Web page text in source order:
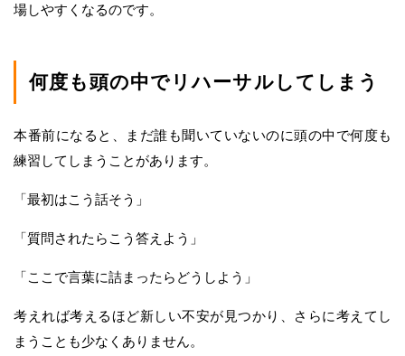
場しやすくなるのです。
何度も頭の中でリハーサルしてしまう
本番前になると、まだ誰も聞いていないのに頭の中で何度も
練習してしまうことがあります。
「最初はこう話そう」
「質問されたらこう答えよう」
「ここで言葉に詰まったらどうしよう」
考えれば考えるほど新しい不安が見つかり、さらに考えてし
まうことも少なくありません。